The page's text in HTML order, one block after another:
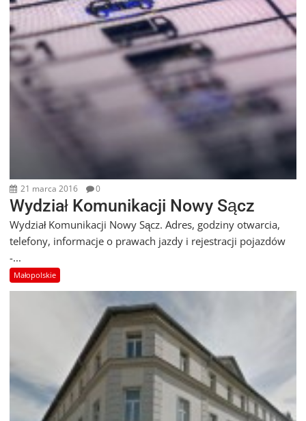
21 marca 2016 0
Wydział Komunikacji Nowy Sącz
Wydział Komunikacji Nowy Sącz. Adres, godziny otwarcia,
telefony, informacje o prawach jazdy i rejestracji pojazdów
-...
Małopolskie